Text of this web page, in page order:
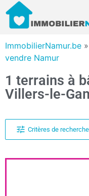
ImmobilierNamur.be »
vendre Namur
1 terrains à
Villers-le-
Critères de recherche